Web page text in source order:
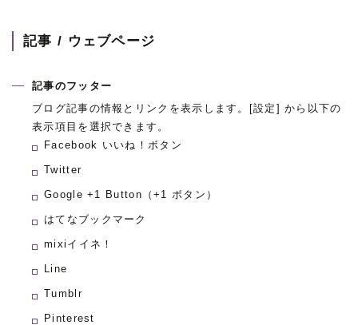
記事 / ウェブページ
記事のフッター
ブログ記事の情報とリンクを表示します。[設定] から以下の
表示項目を選択できます。
Facebook いいね！ボタン
Twitter
Google +1 Button（+1 ボタン）
はてなブックマーク
mixiイイネ！
Line
Tumblr
Pinterest